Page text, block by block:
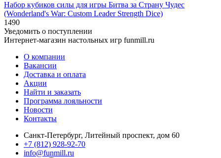
Набор кубиков силы для игры Битва за Страну Чудес
(Wonderland's War: Custom Leader Strength Dice)
1490
Уведомить о поступлении
Интернет-магазин настольных игр funmill.ru
О компании
Вакансии
Доставка и оплата
Акции
Найти и заказать
Программа лояльности
Новости
Контакты
Санкт-Петербург, Литейный проспект, дом 60
+7 (812) 928-92-70
info@funmill.ru